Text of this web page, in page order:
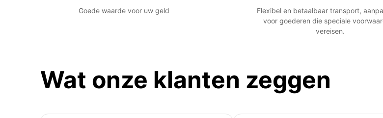
Goede waarde voor uw geld
Flexibel en betaalbaar transport,
voor goederen die speciale
vereisen.
Wat onze klanten zeggen